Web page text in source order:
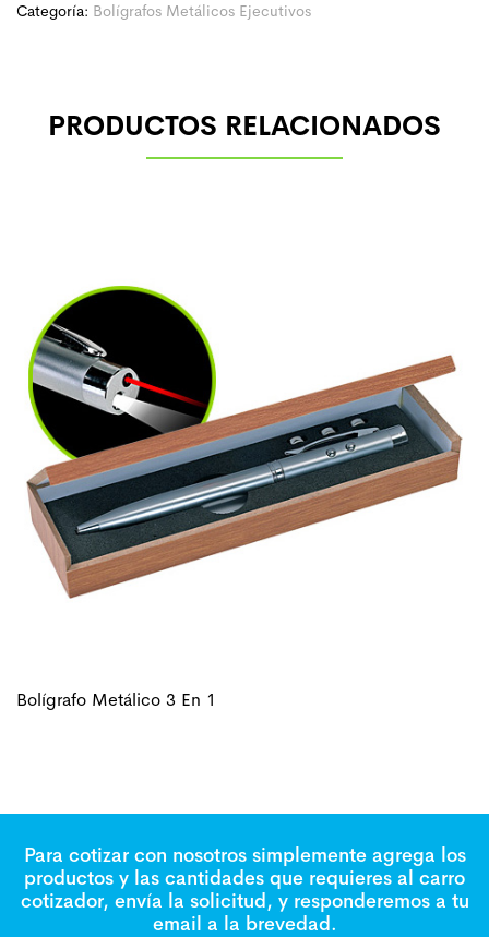
Categoría: Bolígrafos Metálicos Ejecutivos
PRODUCTOS RELACIONADOS
Bolígrafo Metálico 3 En 1
Para cotizar con nosotros simplemente agrega los
productos y las cantidades que requieres al carro
cotizador, envía la solicitud, y responderemos a tu
email a la brevedad.